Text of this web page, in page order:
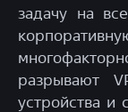
задачу на
разрывают
устройства и